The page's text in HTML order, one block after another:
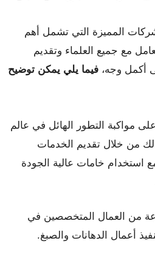
المميزة التي تشمل أهم
مع جميع العلماء وتقديم
أكمل وجه، فيما يلي يمكن توضيح
مواكبة التطور الهائل في عالم
من خلال تقديم الخدمات
مع استخدام خامات عالية الجودة
من العمال المتخصصين في
أعمال الدهانات والصبغ.